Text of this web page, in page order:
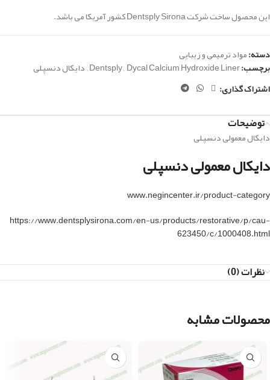
این محصول ساخت شرکتDentsply Sironaکشور آمریکا می باشد.
دسته:مواد ترمیمی و زیبایی
برچسب: Dentsply,Dycal Calcium Hydroxide Liner
,دایکال دنسپلی
اشتراک گذاری:
توضیحات
دایکال معمولی دنسپلی
دایکال معمولی دنسپلی
www.negincenter.ir/product-category
https://www.dentsplysirona.com/en-us/products/restorative/p/cau-
623450/c/1000408.html
نظرات (0)
محصولات مشابه